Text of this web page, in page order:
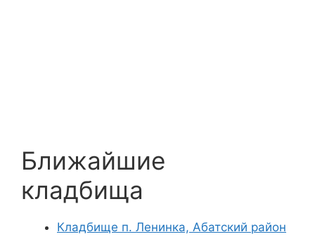
Ближайшие
кладбища
Кладбище п. Ленинка, Абатский район